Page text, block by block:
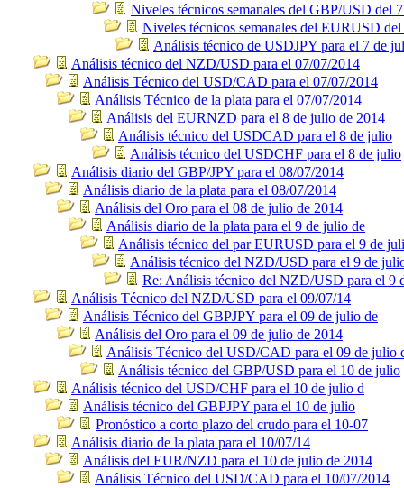
Niveles técnicos semanales del GBP/USD del
Niveles técnicos semanales del EURUSD del
Análisis técnico de USDJPY para el 7 de
Análisis técnico del NZD/USD para el 07/07/2014
Análisis Técnico del USD/CAD para el 07/07/2014
Análisis Técnico de la plata para el 07/07/2014
Análisis del EURNZD para el 8 de julio de 2014
Análisis técnico del USDCAD para el 8 de julio
Análisis técnico del USDCHF para el 8 de julio
Análisis diario del GBP/JPY para el 08/07/2014
Análisis diario de la plata para el 08/07/2014
Análisis del Oro para el 08 de julio de 2014
Análisis diario de la plata para el 9 de julio de
Análisis técnico del par EURUSD para el 9 de
Análisis técnico del NZD/USD para el 9 de
Re: Análisis técnico del NZD/USD para el 9
Análisis Técnico del NZD/USD para el 09/07/14
Análisis Técnico del GBPJPY para el 09 de julio de
Análisis del Oro para el 09 de julio de 2014
Análisis Técnico del USD/CAD para el 09 de julio
Análisis técnico del GBP/USD para el 10 de julio
Análisis técnico del USD/CHF para el 10 de julio d
Análisis técnico del GBPJPY para el 10 de julio
Pronóstico a corto plazo del crudo para el 10-07
Análisis diario de la plata para el 10/07/14
Análisis del EUR/NZD para el 10 de julio de 2014
Análisis Técnico del USD/CAD para el 10/07/2014